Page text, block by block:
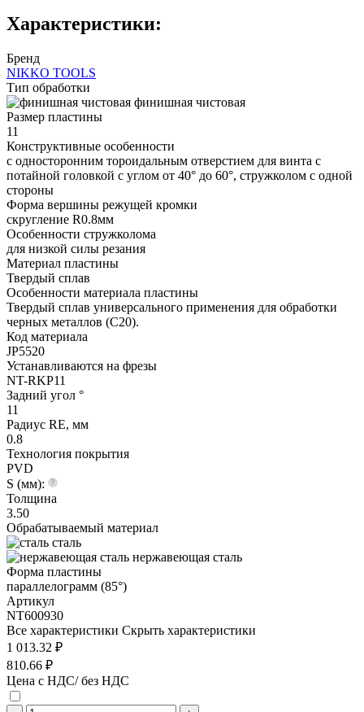
Характеристики:
Бренд
NIKKO TOOLS
Тип обработки
финишная чистовая
Размер пластины
11
Конструктивные особенности
с односторонним тороидальным отверстием для винта с
потайной головкой с углом от 40° до 60°, стружколом с одной
стороны
Форма вершины режущей кромки
cкругление R0.8мм
Особенности стружколома
для низкой силы резания
Материал пластины
Твердый сплав
Особенности материала пластины
Твердый сплав универсального применения для обработки
черных металлов (C20).
Код материала
JP5520
Устанавливаются на фрезы
NT-RKP11
Задний угол °
11
Радиус RE, мм
0.8
Технология покрытия
PVD
S (мм):
Толщина
3.50
Обрабатываемый материал
сталь
нержавеющая сталь
Форма пластины
параллелограмм (85°)
Артикул
NT600930
Все характеристики Скрыть характеристики
1 013.32 ₽
810.66 ₽
Цена с НДС/ без НДС